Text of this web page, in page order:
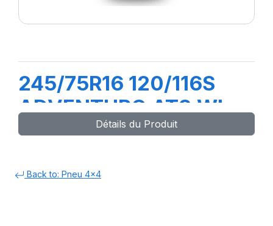
245/75R16 120/116S
ADVENTURO AT3 WL
Détails du Produit
Back to: Pneu 4x4